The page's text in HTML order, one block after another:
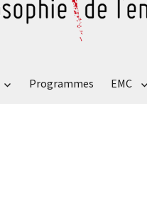
Programmes EMC